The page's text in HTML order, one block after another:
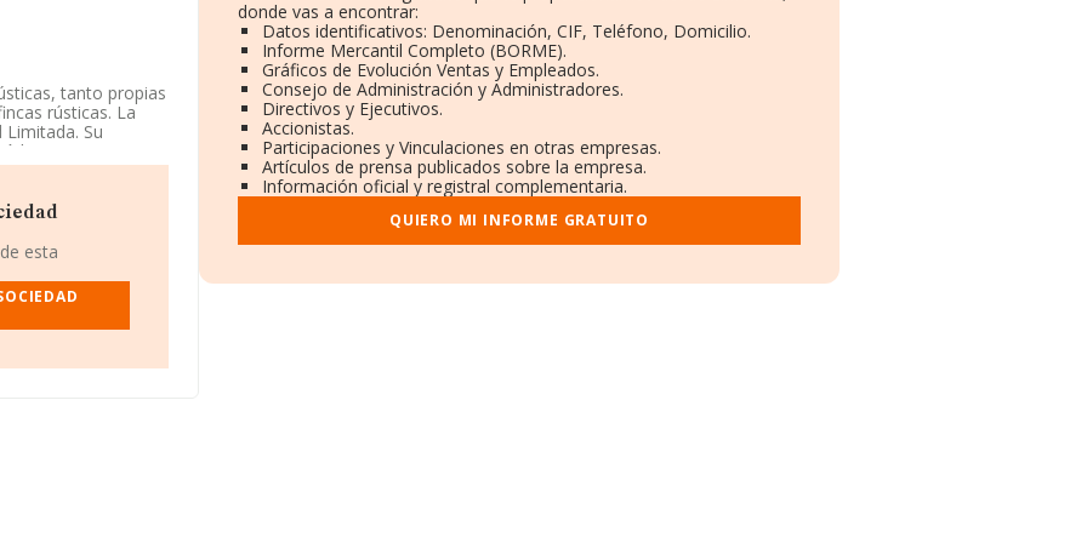
tanto propias
rústicas. La
Su
0113. La
a disposición de
de sector.
a los niveles de
perdido 86
del sector,
Espinosa
Limitada.
esta
donde vas a encontrar:
Datos identificativos: Denominación, CIF, Teléfono, Domicilio.
Informe Mercantil Completo (BORME).
Gráficos de Evolución Ventas y Empleados.
Consejo de Administración y Administradores.
Directivos y Ejecutivos.
Accionistas.
Participaciones y Vinculaciones en otras empresas.
Artículos de prensa publicados sobre la empresa.
Información oficial y registral complementaria.
QUIERO MI INFORME GRATUITO